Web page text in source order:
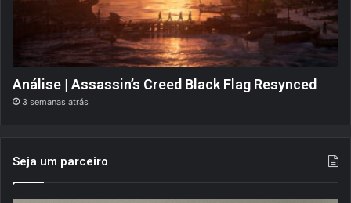
Análise | Assassin’s Creed Black Flag Resynced
3 semanas atrás
Seja um parceiro